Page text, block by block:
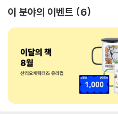
이 분야의 이벤트 6